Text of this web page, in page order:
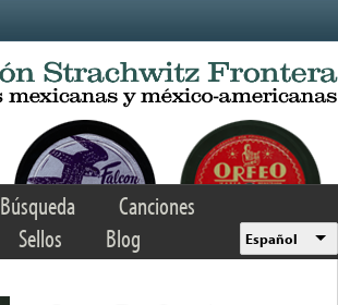
Búsqueda
Canciones
Sellos Blog Español